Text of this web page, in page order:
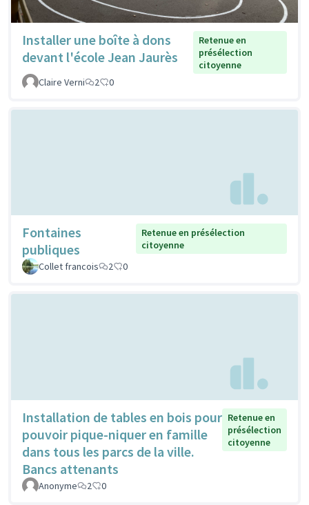
Installer une boîte à dons
devant l'école Jean Jaurès
Retenue en
présélection
citoyenne
Claire Verni
2 0
Fontaines
publiques
Retenue en présélection
citoyenne
Collet francois
2 0
Installation de tables en bois pour
pouvoir pique-niquer en famille
dans tous les parcs de la ville.
Bancs attenants
Retenue en
présélection
citoyenne
Anonyme 2 0